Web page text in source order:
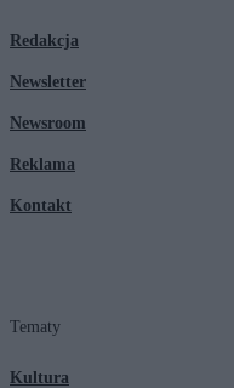
Redakcja
Newsletter
Newsroom
Reklama
Kontakt
Tematy
Kultura